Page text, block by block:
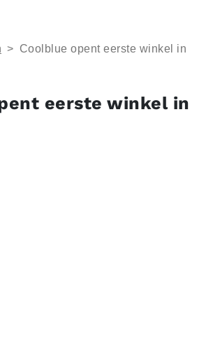
> Coolblue opent eerste winkel in
eerste winkel in